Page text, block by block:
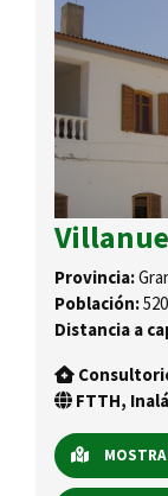
Provincia:
Población:
Distancia a
FTTH,